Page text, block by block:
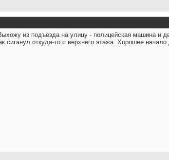
из подъезда на улицу - полицейская машина и
сиганул откуда-то с верхнего этажа. Хорошее